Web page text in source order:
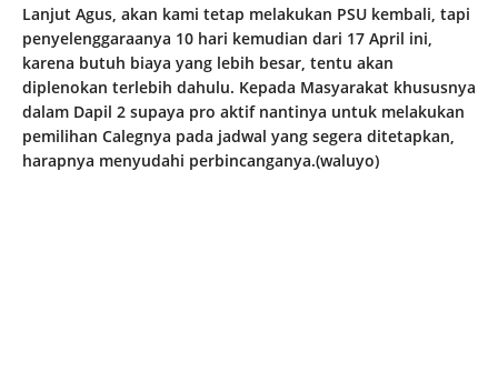
Lanjut Agus, akan kami tetap melakukan PSU kembali, tapi
penyelenggaraanya 10 hari kemudian dari 17 April ini,
karena butuh biaya yang lebih besar, tentu akan
diplenokan terlebih dahulu. Kepada Masyarakat khususnya
dalam Dapil 2 supaya pro aktif nantinya untuk melakukan
pemilihan Calegnya pada jadwal yang segera ditetapkan,
harapnya menyudahi perbincanganya.(waluyo)